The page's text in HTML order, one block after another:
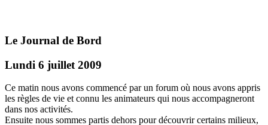
Le Journal de Bord
Lundi 6 juillet 2009
Ce matin nous avons commencé par un forum où nous avons appris
les règles de vie et connu les animateurs qui nous accompagneront
dans nos activités.
Ensuite nous sommes partis dehors pour découvrir certains milieux,